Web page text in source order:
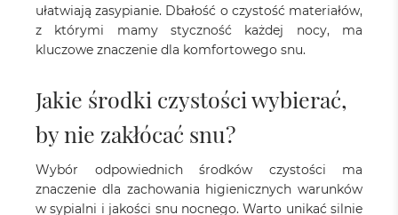
ułatwiają zasypianie. Dbałość o czystość materiałów,
z którymi mamy styczność każdej nocy, ma
kluczowe znaczenie dla komfortowego snu.
Jakie środki czystości wybierać,
by nie zakłócać snu?
Wybór odpowiednich środków czystości ma
znaczenie dla zachowania higienicznych warunków
w sypialni i jakości snu nocnego. Warto unikać silnie